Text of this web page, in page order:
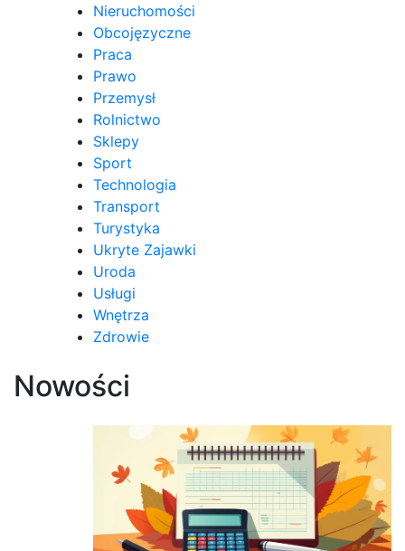
Nieruchomości
Obcojęzyczne
Praca
Prawo
Przemysł
Rolnictwo
Sklepy
Sport
Technologia
Transport
Turystyka
Ukryte Zajawki
Uroda
Usługi
Wnętrza
Zdrowie
Nowości